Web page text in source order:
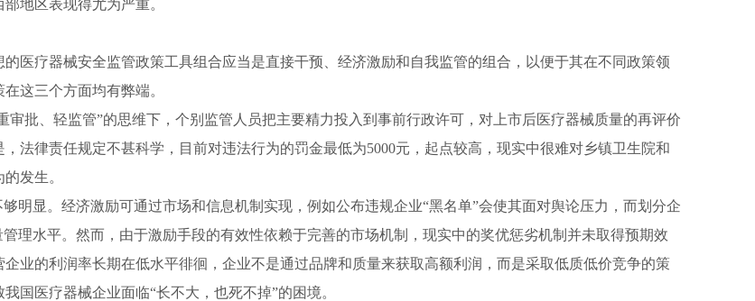
地区表现得尤为严重。
疗器械安全监管政策工具组合应当是直接干预、经济激励和自我监管的组合，以便于其在不同政策领
这三个方面均有弊端。
批、轻监管”的思维下，个别监管人员把主要精力投入到事前行政许可，对上市后医疗器械质量的再评价
法律责任规定不甚科学，目前对违法行为的罚金最低为5000元，起点较高，现实中很难对乡镇卫生院和
发生。
明显。经济激励可通过市场和信息机制实现，例如公布违规企业“黑名单”会使其面对舆论压力，而划分企
理水平。然而，由于激励手段的有效性依赖于完善的市场机制，现实中的奖优惩劣机制并未取得预期效
业的利润率长期在低水平徘徊，企业不是通过品牌和质量来获取高额利润，而是采取低质低价竞争的策
国医疗器械企业面临“长不大，也死不掉”的困境。